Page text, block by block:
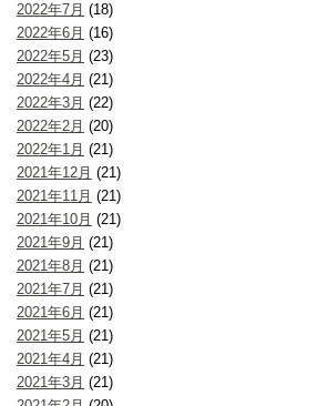
2022年7月 (18)
2022年6月 (16)
2022年5月 (23)
2022年4月 (21)
2022年3月 (22)
2022年2月 (20)
2022年1月 (21)
2021年12月 (21)
2021年11月 (21)
2021年10月 (21)
2021年9月 (21)
2021年8月 (21)
2021年7月 (21)
2021年6月 (21)
2021年5月 (21)
2021年4月 (21)
2021年3月 (21)